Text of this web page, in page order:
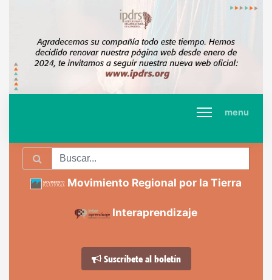
menu
Movimiento Regional por la Tierra
Interaprendizaje
Suscríbete al boletín